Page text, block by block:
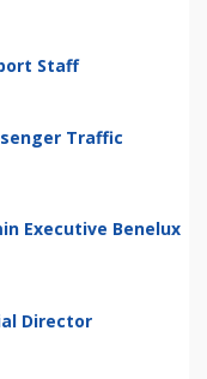
Staff
Traffic
Executive Benelux
Director